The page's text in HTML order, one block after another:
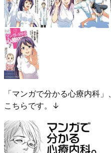
「マンガで分かる心療内科
こちらです。↓